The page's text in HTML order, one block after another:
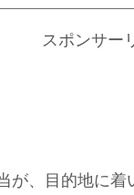
スポンサー
が、目的地に